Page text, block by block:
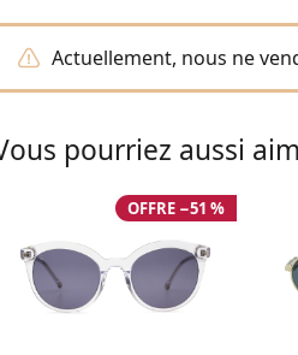
Actuellement, nous ne
pourriez aussi
OFFRE −51 %